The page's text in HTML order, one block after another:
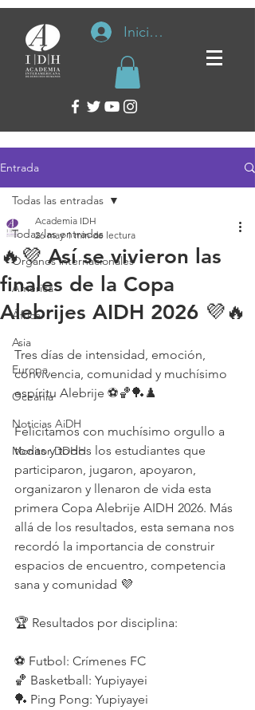
Iniciar sesión
Entrada
Todas las entradas
Organos internacionales
América
África
Asia
Europa
Oceanía
Noticias AiDH
Monitor DDHH
Todas las entradas
🔥💜 Así se vivieron las
finales de la Copa
Alebrijes AIDH 2026 💜🔥
Academia IDH
26 may 1 min de lectura
Tres días de intensidad, emoción,
convivencia, comunidad y muchísimo
espíritu Alebrije ⚽🏀🏓♟️
Felicitamos con muchísimo orgullo a
todas y todos los estudiantes que
participaron, jugaron, apoyaron,
organizaron y llenaron de vida esta
primera Copa Alebrije AIDH 2026. Más
allá de los resultados, esta semana nos
recordó la importancia de construir
espacios de encuentro, competencia
sana y comunidad 💜
🏆 Resultados por disciplina:
⚽ Futbol: Crímenes FC
🏀 Basketball: Yupiyayei
🏓 Ping Pong: Yupiyayei